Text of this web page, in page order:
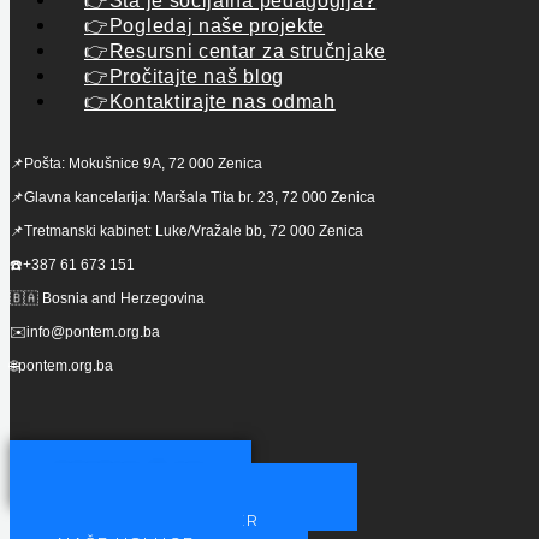
👉Pogledaj naše projekte
👉Resursni centar za stručnjake
👉Pročitajte naš blog
👉Kontaktirajte nas odmah
📌Pošta: Mokušnice 9A, 72 000 Zenica
📌Glavna kancelarija: Maršala Tita br. 23, 72 000 Zenica
📌Tretmanski kabinet: Luke/Vražale bb, 72 000 Zenica
☎️+387 61 673 151
🇧🇦 Bosnia and Herzegovina
✉️info@pontem.org.ba
🌐pontem.org.ba
POSTANI VOLONTER